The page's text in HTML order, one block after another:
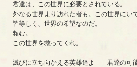
君達は、この世界に必要とされている。
外なる世界より訪れた者も。この世界にい
皆等しく、世界の希望なのだ。
頼む。
この世界を救ってくれ。
滅びに立ち向かえる英雄達よ――君達の可